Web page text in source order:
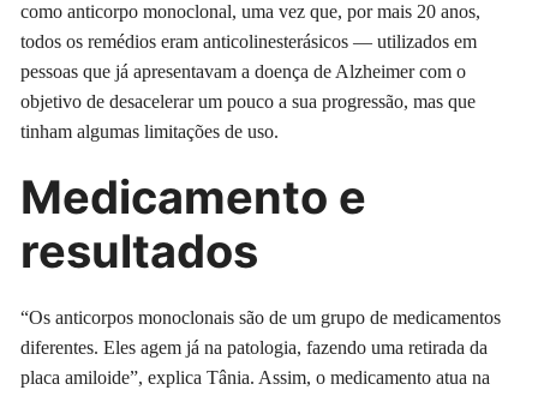
como anticorpo monoclonal, uma vez que, por mais 20 anos,
todos os remédios eram anticolinesterásicos — utilizados em
pessoas que já apresentavam a doença de Alzheimer com o
objetivo de desacelerar um pouco a sua progressão, mas que
tinham algumas limitações de uso.
Medicamento e
resultados
“Os anticorpos monoclonais são de um grupo de medicamentos
diferentes. Eles agem já na patologia, fazendo uma retirada da
placa amiloide”, explica Tânia. Assim, o medicamento atua na